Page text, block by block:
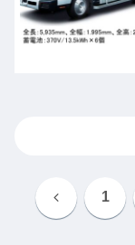
前 1